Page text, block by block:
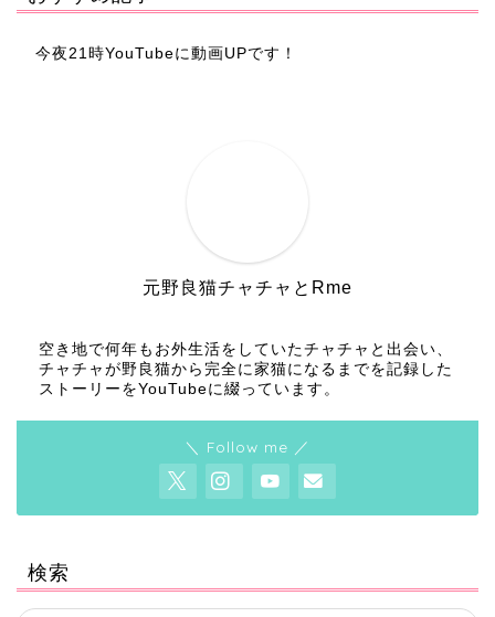
今夜21時YouTubeに動画UPです！
元野良猫チャチャとRme
空き地で何年もお外生活をしていたチャチャと出会い、
チャチャが野良猫から完全に家猫になるまでを記録した
ストーリーをYouTubeに綴っています。
＼ Follow me ／
検索